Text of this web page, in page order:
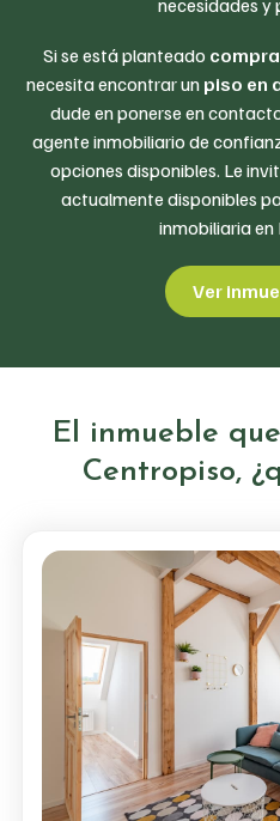
necesidades y
Si se está planteado
necesita encontrar un piso en
dude en ponerse en
agente inmobiliario de
opciones disponibles. Le
actualmente disponibles
inmobiliaria
Ver
El inmueble
Centropiso,